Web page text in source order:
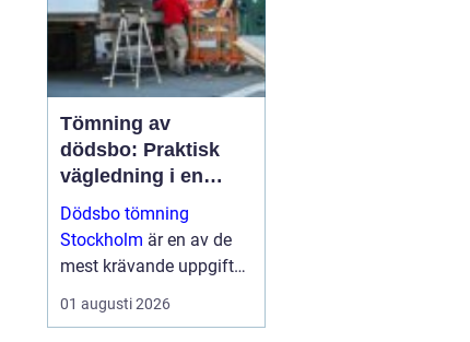
Tömning av
dödsbo: Praktisk
vägledning i en
känslig situation
Dödsbo tömning
Stockholm är en av de
mest krävande uppgifter
som närstående kan
ställas inför, både
01 augusti 2026